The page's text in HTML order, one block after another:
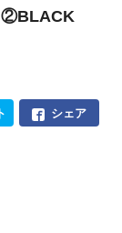
②BLACK
シェア